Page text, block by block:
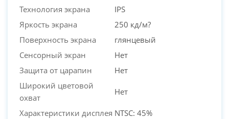
Технология экрана
IPS
Яркость экрана
250 кд/м?
Поверхность экрана
глянцевый
Сенсорный экран
Нет
Защита от царапин
Нет
Широкий цветовой
охват
Нет
Характеристики дисплея NTSC: 45%